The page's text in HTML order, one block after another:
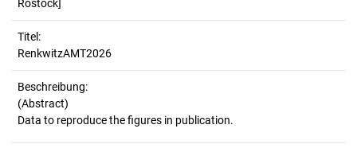
Rostock]
Titel:
RenkwitzAMT2026
Beschreibung:
(Abstract)